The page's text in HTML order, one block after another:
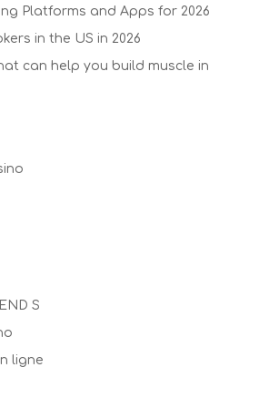
Platforms and Apps for 2026
in the US in 2026
can help you build muscle in
S
ligne